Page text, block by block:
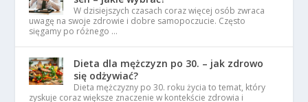
W dzisiejszych czasach coraz więcej osób zwraca
uwagę na swoje zdrowie i dobre samopoczucie. Często
sięgamy po różnego …
Dieta dla mężczyzn po 30. – jak zdrowo
się odżywiać?
Dieta mężczyzny po 30. roku życia to temat, który
zyskuje coraz większe znaczenie w kontekście zdrowia i